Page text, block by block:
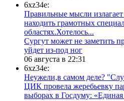
6xz34e:
Правильные мысли
находить грамотных
областях.Хотелось...
Сургут может не заметить
уйдет из-под ног
06 августа в 22:31
6xz34e:
Неужели,в самом деле?
ЦИК провела жеребьевку
выборах в Госдуму: